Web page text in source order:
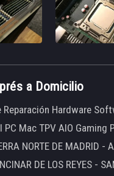
a Domicilio
Reparación Hardware
Mac TPV AIO Gaming
NORTE DE MADRID -
DE LOS REYES -